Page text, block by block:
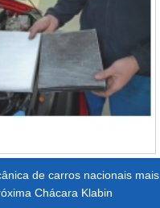
de carros nacionais mais
Chácara Klabin